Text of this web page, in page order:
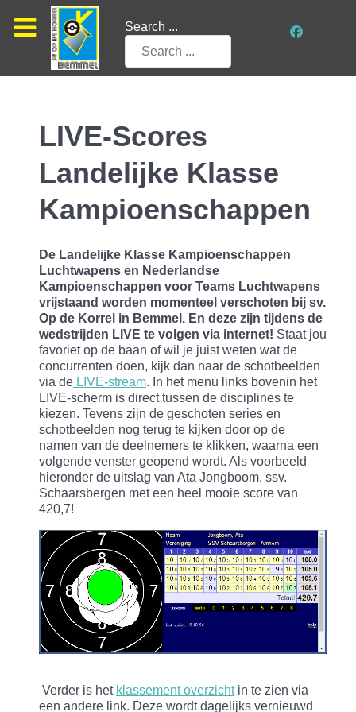
Search ...
LIVE-Scores
Landelijke Klasse
Kampioenschappen
De Landelijke Klasse Kampioenschappen
Luchtwapens en Nederlandse
Kampioenschappen voor Teams Luchtwapens
vrijstaand worden momenteel verschoten bij sv.
Op de Korrel in Bemmel. En deze zijn tijdens de
wedstrijden LIVE te volgen via internet! Staat jou
favoriet op de baan of wil je juist weten wat de
concurrenten doen, kijk dan naar de schotbeelden
via de LIVE-stream. In het menu links bovenin het
LIVE-scherm is direct tussen de disciplines te
kiezen. Tevens zijn de geschoten series en
schotbeelden nog terug te kijken door op de
namen van de deelnemers te klikken, waarna een
volgende venster geopend wordt. Als voorbeeld
hieronder de uitslag van Ata Jongboom, ssv.
Schaarsbergen met een heel mooie score van
420,7!
Verder is het klassement overzichtin te zien via
een andere link. Deze wordt dagelijks vernieuwd